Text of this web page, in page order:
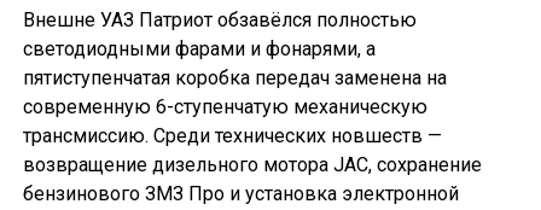
Внешне УАЗ Патриот обзавёлся полностью
светодиодными фарами и фонарями, а
пятиступенчатая коробка передач заменена на
современную 6-ступенчатую механическую
трансмиссию. Среди технических новшеств —
возвращение дизельного мотора JAC, сохранение
бензинового ЗМЗ Про и установка электронной